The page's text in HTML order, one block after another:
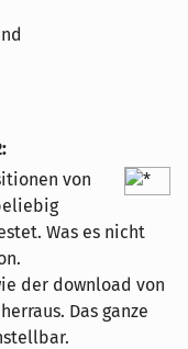
:
von
Was es nicht
der download von
Das ganze